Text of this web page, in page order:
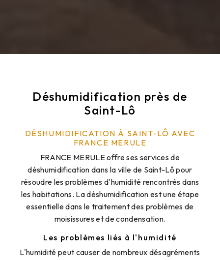
Déshumidification près de
Saint-Lô
DÉSHUMIDIFICATION À SAINT-LÔ AVEC
FRANCE MERULE
FRANCE MERULE offre ses services de
déshumidification dans la ville de Saint-Lô pour
résoudre les problèmes d'humidité rencontrés dans
les habitations. La déshumidification est une étape
essentielle dans le traitement des problèmes de
moisissures et de condensation.
Les problèmes liés à l'humidité
L'humidité peut causer de nombreux désagréments